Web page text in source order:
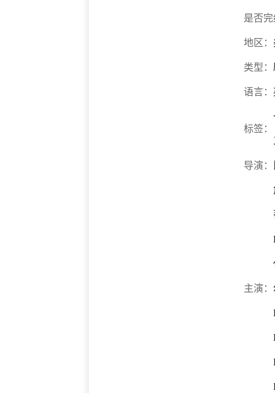
是否
地区：
类型：
语言：
标签：
导演：
主演：